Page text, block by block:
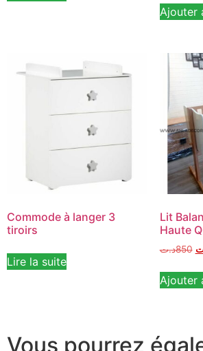
Ajouter
Commode à langer 3
tiroirs
Lire la suite
Lit
Haute
850د.ت
Ajouter
Vous pourrez